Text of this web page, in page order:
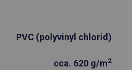
PVC (polyvinyl chlorid)
cca. 620 g/m2